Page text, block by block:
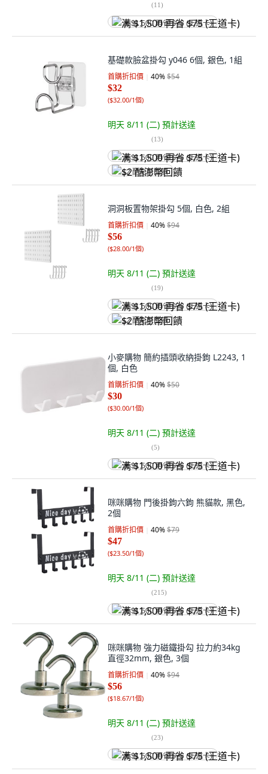
(11)
满 $1,500 再省 $75 (王道卡)
基礎款臉盆掛勾 y046 6個, 銀色, 1組
首購折扣價 40%$54
$32
($32.00/1個)
明天 8/11 (二) 預計送達
(13)
满 $1,500 再省 $75 (王道卡)
$2 酷澎幣回饋
洞洞板置物架掛勾 5個, 白色, 2組
首購折扣價 40%$94
$56
($28.00/1個)
明天 8/11 (二) 預計送達
(19)
满 $1,500 再省 $75 (王道卡)
$2 酷澎幣回饋
小麥購物 簡約插頭收納掛鉤 L2243, 1
個, 白色
首購折扣價 40%$50
$30
($30.00/1個)
明天 8/11 (二) 預計送達
(5)
满 $1,500 再省 $75 (王道卡)
咪咪購物 門後掛鉤六鉤 熊貓款, 黑色,
2個
首購折扣價 40%$79
$47
($23.50/1個)
明天 8/11 (二) 預計送達
(215)
满 $1,500 再省 $75 (王道卡)
咪咪購物 強力磁鐵掛勾 拉力約34kg
直徑32mm, 銀色, 3個
首購折扣價 40%$94
$56
($18.67/1個)
明天 8/11 (二) 預計送達
(23)
满 $1,500 再省 $75 (王道卡)